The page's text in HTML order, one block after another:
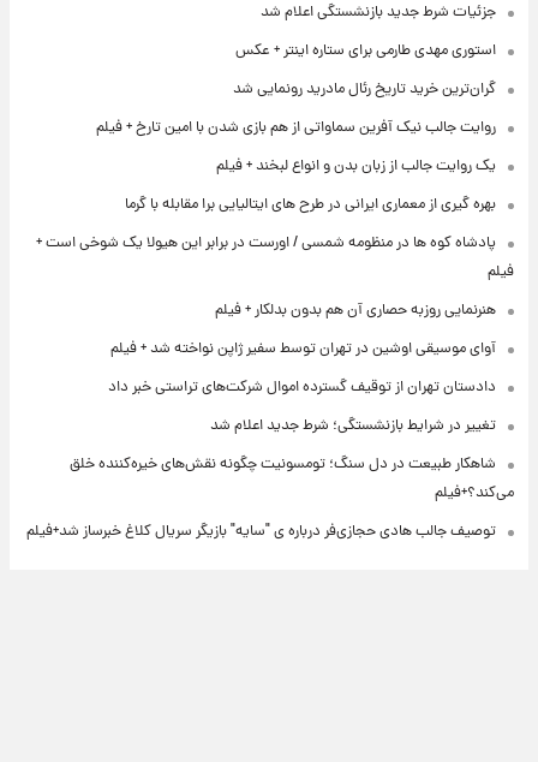
جزئیات شرط جدید بازنشستگی اعلام شد
استوری مهدی طارمی برای ستاره اینتر + عکس
گران‌ترین خرید تاریخ رئال مادرید رونمایی شد
روایت جالب نیک آفرین سماواتی از هم بازی شدن با امین تارخ + فیلم
یک روایت جالب از زبان بدن و انواع لبخند + فیلم
بهره گیری از معماری ایرانی در طرح های ایتالیایی برا مقابله با گرما
پادشاه کوه ها در منظومه شمسی / اورست در برابر این هیولا یک شوخی است +
فیلم
هنرنمایی روزبه حصاری آن هم بدون بدلکار + فیلم
آوای موسیقی اوشین در تهران توسط سفیر ژاپن نواخته شد + فیلم
دادستان تهران از توقیف گسترده اموال شرکت‌های تراستی خبر داد
تغییر در شرایط بازنشستگی؛ شرط جدید اعلام شد
شاهکار طبیعت در دل سنگ؛ تومسونیت چگونه نقش‌های خیره‌کننده خلق
می‌کند؟+فیلم
توصیف جالب هادی حجازی‌فر درباره ی "سایه" بازیگر سریال کلاغ خبرساز شد+فیلم